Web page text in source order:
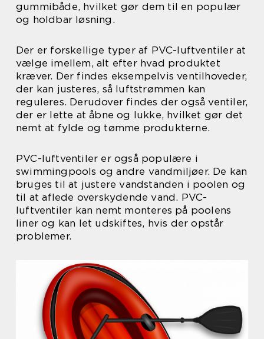
gummibåde, hvilket gør dem til en populær
og holdbar løsning.
Der er forskellige typer af PVC-luftventiler at
vælge imellem, alt efter hvad produktet
kræver. Der findes eksempelvis ventilhoveder,
der kan justeres, så luftstrømmen kan
reguleres. Derudover findes der også ventiler,
der er lette at åbne og lukke, hvilket gør det
nemt at fylde og tømme produkterne.
PVC-luftventiler er også populære i
swimmingpools og andre vandmiljøer. De kan
bruges til at justere vandstanden i poolen og
til at aflede overskydende vand. PVC-
luftventiler kan nemt monteres på poolens
liner og kan let udskiftes, hvis der opstår
problemer.